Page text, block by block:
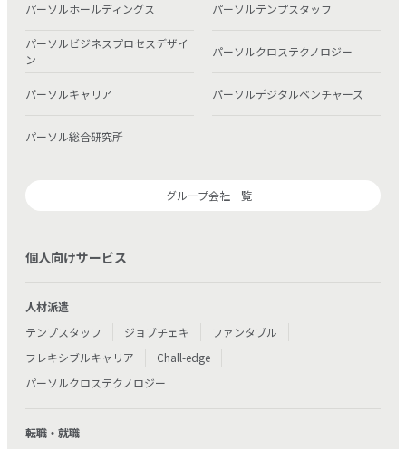
パーソルホールディングス パーソルテンプスタッフ
パーソルビジネスプロセスデザイ
ン
パーソルクロステクノロジー
パーソルキャリア パーソルデジタルベンチャーズ
パーソル総合研究所
グループ会社一覧
個人向けサービス
人材派遣
テンプスタッフ
ジョブチェキ
ファンタブル
フレキシブルキャリア
Chall-edge
パーソルクロステクノロジー
転職・就職